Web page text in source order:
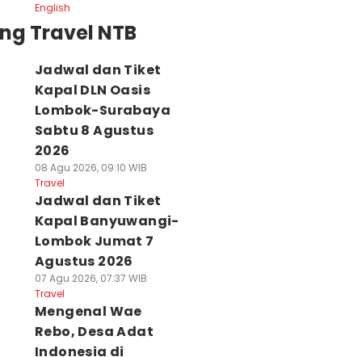
English
Travel NTB
Jadwal dan Tiket
Kapal DLN Oasis
Lombok-Surabaya
Sabtu 8 Agustus
2026
08 Agu 2026, 09:10 WIB
Travel
Jadwal dan Tiket
Kapal Banyuwangi-
Lombok Jumat 7
Agustus 2026
07 Agu 2026, 07:37 WIB
Travel
Mengenal Wae
Rebo, Desa Adat
Indonesia di